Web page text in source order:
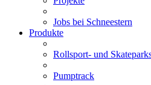
Jobs bei Schneestern
Produkte
Rollsport- und
Pumptrack